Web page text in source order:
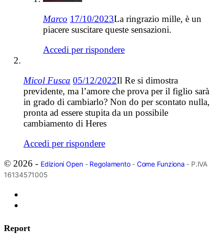
Marco 17/10/2023La ringrazio mille, è un
piacere suscitare queste sensazioni.
Accedi per rispondere
Micol Fusca 05/12/2022Il Re si dimostra
previdente, ma l’amore che prova per il figlio sarà
in grado di cambiarlo? Non do per scontato nulla,
pronta ad essere stupita da un possibile
cambiamento di Heres
Accedi per rispondere
© 2026 - Edizioni Open- Regolamento- Come Funziona - P.IVA
16134571005
Report